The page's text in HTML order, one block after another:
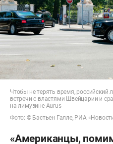
Чтобы не терять время, российский
встречи с властями Швейцарии и
на лимузине Aurus
Фото: © Бастьен Галле, РИА
«Американцы,